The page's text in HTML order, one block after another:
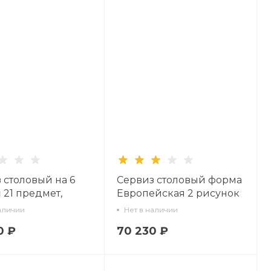
столовый на 6
21 предмет,
81.11329.00.1
₽
Сервиз столовый форма
Европейская 2 рисунок
Саламандра-2, 6 персон
81.27435.00.1
Нет в наличии
70 230 ₽